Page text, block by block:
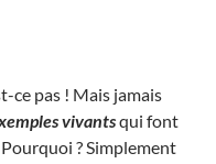
ce pas ! Mais jamais
vivantsqui font
? Simplement